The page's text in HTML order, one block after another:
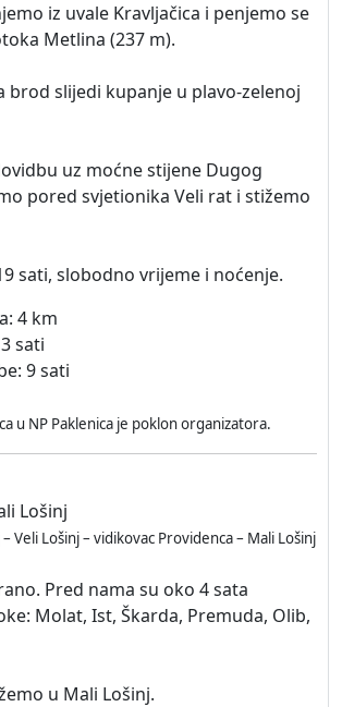
iz uvale Kravljačica i penjemo se
Metlina (237 m).
brod slijedi kupanje u plavo-zelenoj
uz moćne stijene Dugog
pored svjetionika Veli rat i stižemo
sati, slobodno vrijeme i noćenje.
4 km
sati
9 sati
u NP Paklenica je poklon organizatora.
Lošinj
Veli Lošinj – vidikovac Providenca – Mali Lošinj
Pred nama su oko 4 sata
Molat, Ist, Škarda, Premuda, Olib,
u Mali Lošinj.